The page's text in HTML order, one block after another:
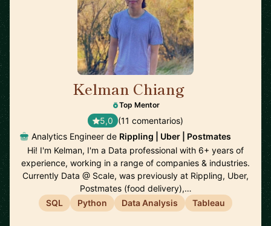
Kelman Chiang
Top Mentor
5,0 (11 comentarios)
Analytics Engineer de Rippling | Uber | Postmates
Hi! I'm Kelman, I'm a Data professional with 6+ years of
experience, working in a range of companies & industries.
Currently Data @ Scale, was previously at Rippling, Uber,
Postmates (food delivery),…
SQL
Python Data Analysis Tableau